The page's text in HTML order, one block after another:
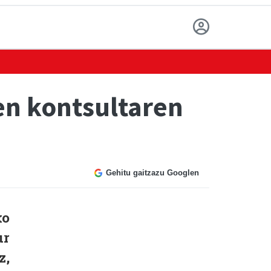
kontsultaren
Gehitu gaitzazu Googlen